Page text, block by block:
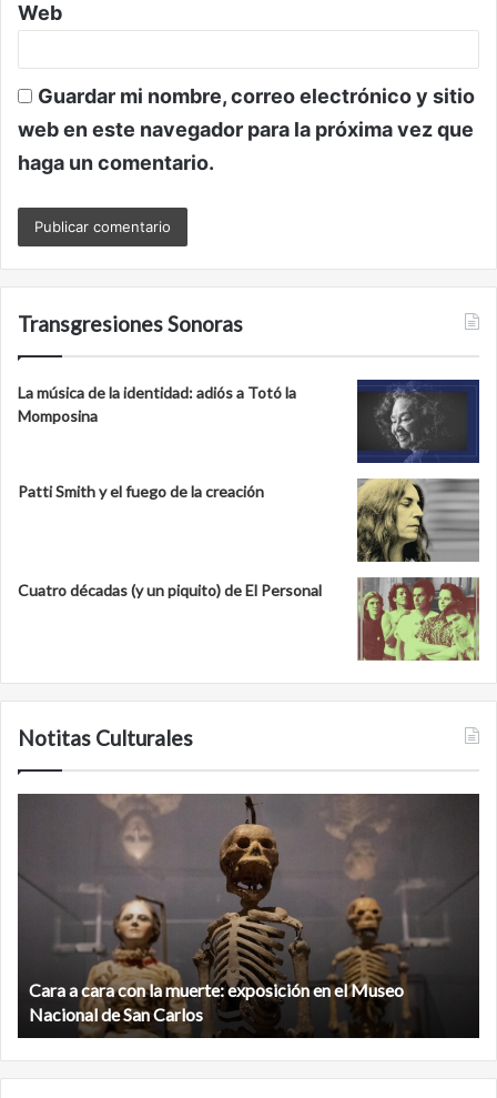
Web
Guardar mi nombre, correo electrónico y sitio
web en este navegador para la próxima vez que
haga un comentario.
Transgresiones Sonoras
La música de la identidad: adiós a Totó la
Momposina
Patti Smith y el fuego de la creación
Cuatro décadas (y un piquito) de El Personal
Notitas Culturales
con
muerte:
exposición
el
Museo
Nacional
de
San
Cara a cara con la muerte: exposición en el Museo
Nacional de San Carlos